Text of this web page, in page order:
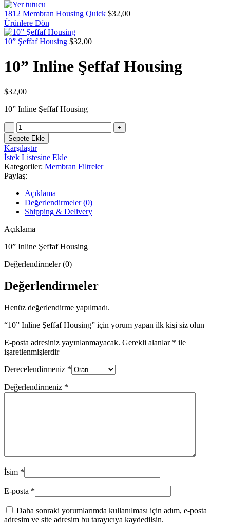
1812 Membran Housing Quick $32,00
Ürünlere Dön
10” Şeffaf Housing $32,00
10” Inline Şeffaf Housing
$32,00
10” Inline Şeffaf Housing
10”
Inline
Şeffaf
Housing
adet
Sepete Ekle
Karşılaştır
İstek Listesine Ekle
Kategoriler: Membran Filtreler
Paylaş:
Açıklama
Değerlendirmeler (0)
Shipping & Delivery
Açıklama
10” Inline Şeffaf Housing
Değerlendirmeler (0)
Değerlendirmeler
Henüz değerlendirme yapılmadı.
“10” Inline Şeffaf Housing” için yorum yapan ilk kişi siz olun
E-posta adresiniz yayınlanmayacak. Gerekli alanlar * ile
işaretlenmişlerdir
Derecelendirmeniz *
Değerlendirmeniz *
İsim *
E-posta *
Daha sonraki yorumlarımda kullanılması için adım, e-posta
adresim ve site adresim bu tarayıcıya kaydedilsin.